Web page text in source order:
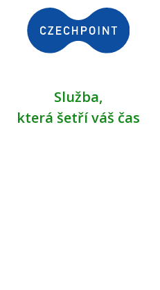
Služba,
která šetří váš čas